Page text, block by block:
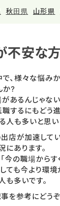
秋田県 山形県
不安な
で、様々な悩み
か?
あるんじゃな
職するにもどう
人も多いと思い
店が加速して
あります。
今の職場から
ても今より環
も多いです。
を参考にどうぞ